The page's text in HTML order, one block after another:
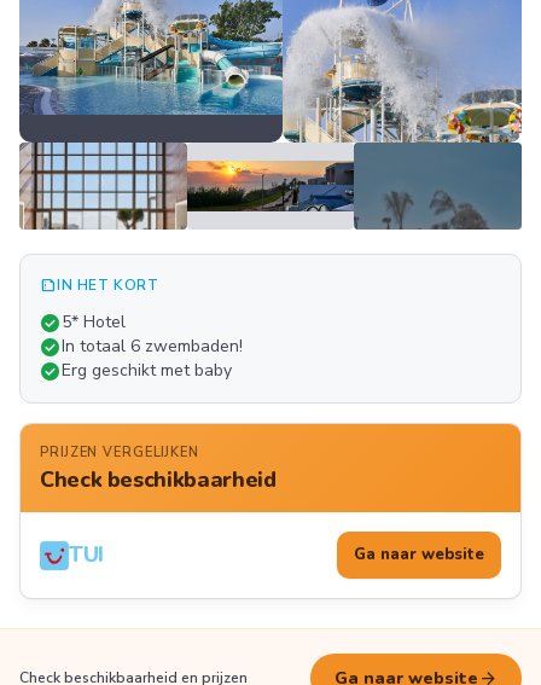
summarizeIN HET KORT
check_circle5* Hotel
check_circleIn totaal 6 zwembaden!
check_circleErg geschikt met baby
PRIJZEN VERGELIJKEN
Check beschikbaarheid
TUI Ga naar website
Check beschikbaarheid en prijzen Ga naar website arrow_forward